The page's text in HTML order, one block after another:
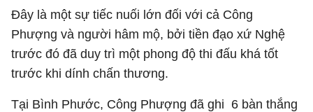
Đây là một sự tiếc nuối lớn đối với cả Công
Phượng và người hâm mộ, bởi tiền đạo xứ Nghệ
trước đó đã duy trì một phong độ thi đấu khá tốt
trước khi dính chấn thương.
Tại Bình Phước, Công Phượng đã ghi 6 bàn thắng